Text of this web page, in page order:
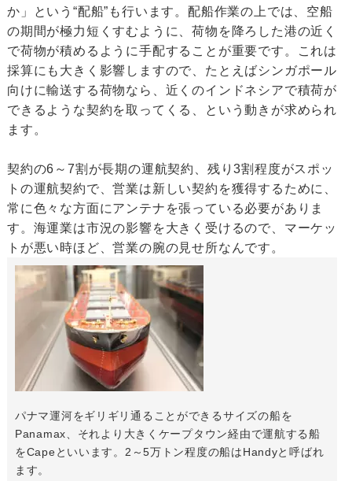
か」という“配船”も行います。配船作業の上では、空船
の期間が極力短くすむように、荷物を降ろした港の近く
で荷物が積めるように手配することが重要です。これは
採算にも大きく影響しますので、たとえばシンガポール
向けに輸送する荷物なら、近くのインドネシアで積荷が
できるような契約を取ってくる、という動きが求められ
ます。
契約の6～7割が長期の運航契約、残り3割程度がスポッ
トの運航契約で、営業は新しい契約を獲得するために、
常に色々な方面にアンテナを張っている必要がありま
す。海運業は市況の影響を大きく受けるので、マーケッ
トが悪い時ほど、営業の腕の見せ所なんです。
パナマ運河をギリギリ通ることができるサイズの船を
Panamax、それより大きくケープタウン経由で運航する船
をCapeといいます。2～5万トン程度の船はHandyと呼ばれ
ます。